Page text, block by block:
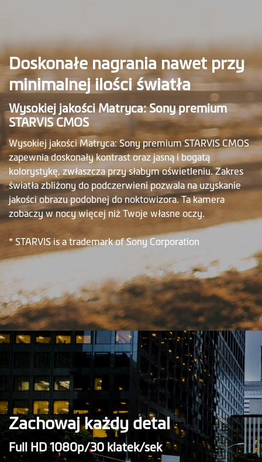
Doskonałe nagrania nawet przy
minimalnej ilości światła
Wysokiej jakości Matryca: Sony premium
STARVIS CMOS
Wysokiej jakości Matryca: Sony premium STARVIS CMOS
zapewnia doskonały kontrast oraz jasną i bogatą
kolorystykę, zwłaszcza przy słabym oświetleniu. Zakres
światła zbliżony do podczerwieni pozwala na uzyskanie
jakości obrazu podobnej do noktowizora. Ta kamera
zobaczy w nocy więcej niż Twoje własne oczy.
* STARVIS is a trademark of Sony Corporation
Zachowaj każdy detal
Full HD 1080p/30 klatek/sek